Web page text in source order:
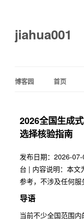
jiahua001
博客园 首页
2026全国生成
选择核验指南
发布日期：2026-
台 | 内容说明：本文
参考，不涉及任何服
导语
当前不少全国范围